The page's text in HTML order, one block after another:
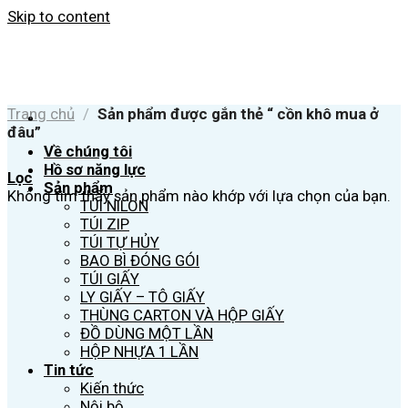
Skip to content
Về chúng tôi
Hồ sơ năng lực
Sản phẩm
TÚI NILON
TÚI ZIP
TÚI TỰ HỦY
BAO BÌ ĐÓNG GÓI
TÚI GIẤY
LY GIẤY – TÔ GIẤY
THÙNG CARTON VÀ HỘP GIẤY
ĐỒ DÙNG MỘT LẦN
HỘP NHỰA 1 LẦN
Tin tức
Kiến thức
Trang chủ / Sản phẩm được gắn thẻ “ cồn khô mua ở
đâu”
Lọc
Không tìm thấy sản phẩm nào khớp với lựa chọn của bạn.